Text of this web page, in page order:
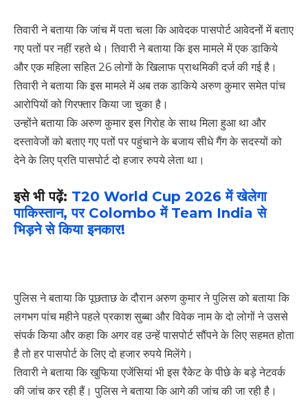
तिवारी ने बताया कि जांच में पता चला कि आवेदक पासपोर्ट आवेदनों में बताए
गए पतों पर नहीं रहते थे। तिवारी ने बताया कि इस मामले में एक डाकिये
और एक महिला सहित 26 लोगों के खिलाफ प्राथमिकी दर्ज की गई है।
तिवारी ने बताया कि इस मामले में अब तक डाकिये अरुण कुमार समेत पांच
आरोपियों को गिरफ्तार किया जा चुका है।
उन्होंने बताया कि अरुण कुमार इस गिरोह के साथ मिला हुआ था और
दस्तावेजों को बताए गए पतों पर पहुंचाने के बजाय सीधे गैंग के सदस्यों को
देने के लिए प्रति पासपोर्ट दो हजार रुपये लेता था।
इसे भी पढ़ें: T20 World Cup 2026 में खेलेगा
पाकिस्तान, पर Colombo में Team India से
भिड़ने से किया इनकार!
पुलिस ने बताया कि पूछताछ के दौरान अरुण कुमार ने पुलिस को बताया कि
लगभग पांच महीने पहले प्रकाश सुब्बा और विवेक नाम के दो लोगों ने उससे
संपर्क किया और कहा कि अगर वह उन्हें पासपोर्ट सौंपने के लिए सहमत होता
है तो हर पासपोर्ट के लिए दो हजार रुपये मिलेंगे।
तिवारी ने बताया कि खुफिया एजेंसियां ​​भी इस रैकेट के पीछे के बड़े नेटवर्क
की जांच कर रही हैं। पुलिस ने बताया कि आगे की जांच की जा रही है।